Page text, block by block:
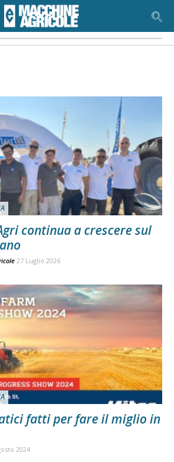
continua a crescere sul
27 Luglio 2026
fatti per fare il miglio in
2024